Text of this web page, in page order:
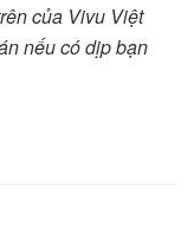
của Vivu Việt
nếu có dịp bạn